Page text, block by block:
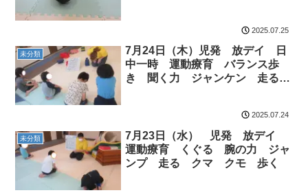
2025.07.25
未分類
7月24日（木）児発 放デイ 日
中一時 運動療育 バランス歩
き 聞く力 ジャンケン 走る
2025.07.24
未分類
7月23日（水） 児発 放デイ
運動療育 くぐる 腕の力 ジャ
ンプ 走る クマ クモ 歩く